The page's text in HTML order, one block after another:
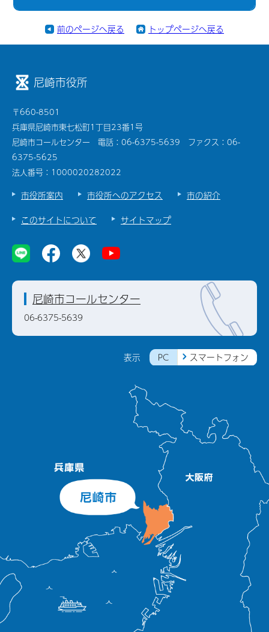
前のページへ戻る トップページへ戻る
尼崎市役所
〒660-8501
兵庫県尼崎市東七松町1丁目23番1号
尼崎市コールセンター 電話：06-6375-5639 ファクス：06-
6375-5625
法人番号：1000020282022
市役所案内 市役所へのアクセス
市の紹介
このサイトについて
サイトマップ
表示 PC スマートフォン
尼崎市コールセンター
06-6375-5639